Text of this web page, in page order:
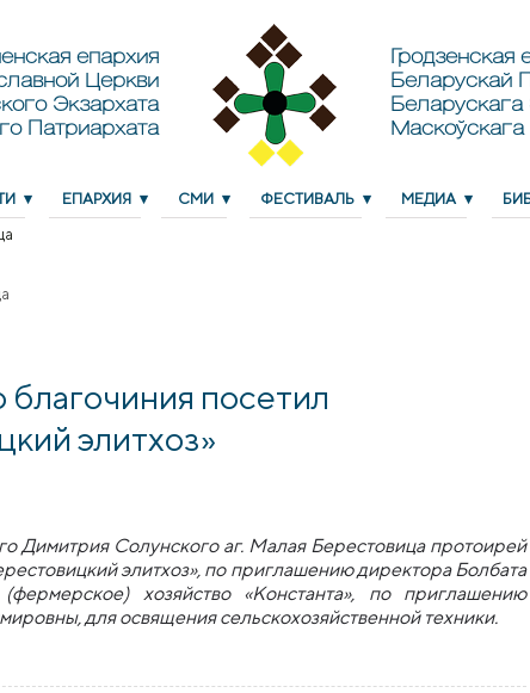
епархия
Церкви
Экзархата
Патриархата
Гродзенская
Беларускай
Беларускага
ЕПАРХИЯ СМИ ФЕСТИВАЛЬ МЕДИА
посетил
элитхоз»
Димитрия Солунского аг. Малая Берестовица протоирей
элитхоз», по приглашению директора Болбата
хозяйство «Константа», по приглашению
для освящения сельскохозяйственной техники.